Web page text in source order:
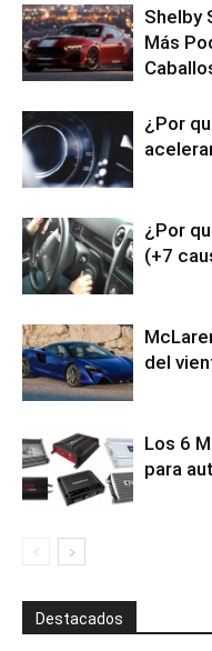
Shelby
Más
¿Por
¿Por
(+7
del
Los 6
para
Destacados